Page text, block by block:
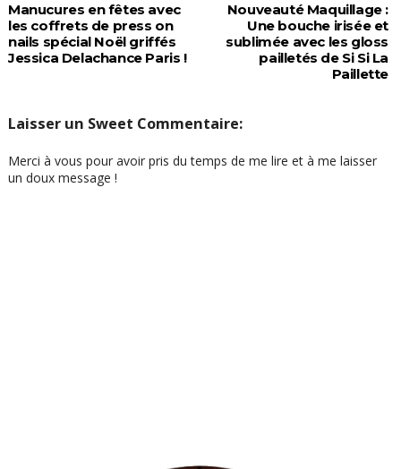
Nouveauté Maquillage :
Une bouche irisée et
sublimée avec les gloss
pailletés de Si Si La
Paillette
Manucures en fêtes avec
les coffrets de press on
nails spécial Noël griffés
Jessica Delachance Paris !
Laisser un Sweet Commentaire:
Merci à vous pour avoir pris du temps de me lire et à me laisser
un doux message !